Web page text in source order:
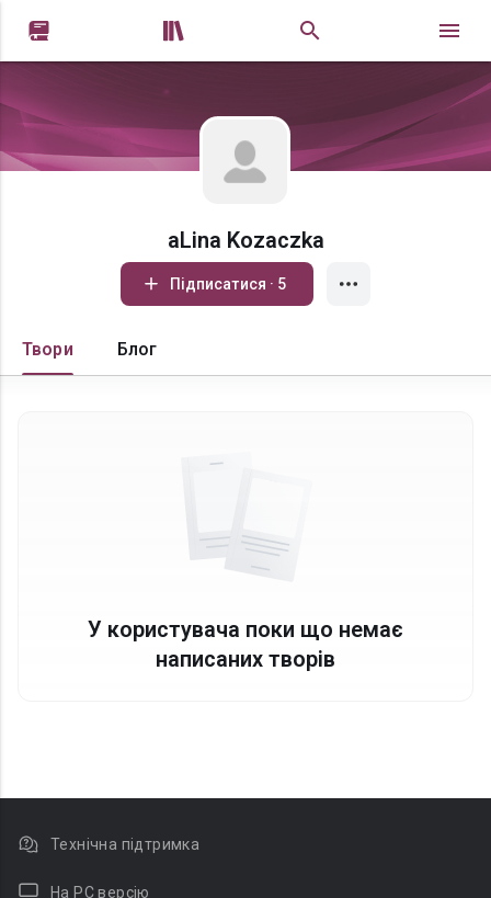
 
aLina Kozaczka
Підписатися · 5
Твори Блог
У користувача поки що немає
написаних творів
Технічна підтримка
На PC версію